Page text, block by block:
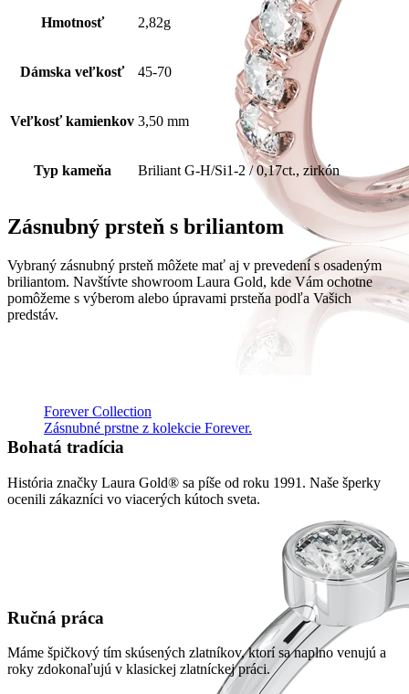
Forever Collection
Zásnubné prstne z kolekcie Forever.
Hmotnosť 2,82g
Dámska veľkosť 45-70
Veľkosť kamienkov 3,50 mm
Typ kameňa Briliant G-H/Si1-2 / 0,17ct., zirkón
Zásnubný prsteň s briliantom
Vybraný zásnubný prsteň môžete mať aj v prevedení s osadeným
briliantom. Navštívte showroom Laura Gold, kde Vám ochotne
pomôžeme s výberom alebo úpravami prsteňa podľa Vašich
predstáv.
Bohatá tradícia
História značky Laura Gold® sa píše od roku 1991. Naše šperky
ocenili zákazníci vo viacerých kútoch sveta.
Ručná práca
Máme špičkový tím skúsených zlatníkov, ktorí sa naplno venujú a
roky zdokonaľujú v klasickej zlatníckej práci.